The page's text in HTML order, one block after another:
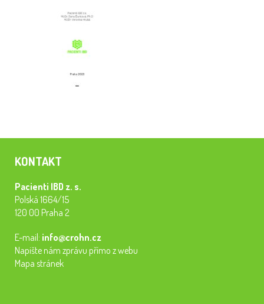
KONTAKT
Pacienti IBD z. s.
Polská 1664/15
120 00 Praha 2
E-mail: info@crohn.cz
Napište nám zprávu přímo z webu
Mapa stránek